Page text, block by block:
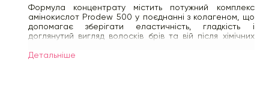
Формула концентрату містить потужний комплекс
амінокислот Prodew 500 у поєднанні з колагеном, що
допомагає зберігати еластичність, гладкість і
доглянутий вигляд волосків брів та вій після хімічних
вологи, а інноваційний комплекс FiberHance™
Детальнiше